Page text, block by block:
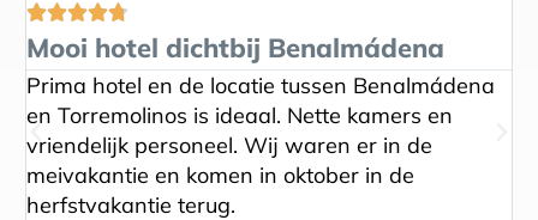

Mooi hotel dichtbij Benalmádena
Prima hotel en de locatie tussen Benalmádena
en Torremolinos is ideaal. Nette kamers en
vriendelijk personeel. Wij waren er in de
meivakantie en komen in oktober in de
herfstvakantie terug.